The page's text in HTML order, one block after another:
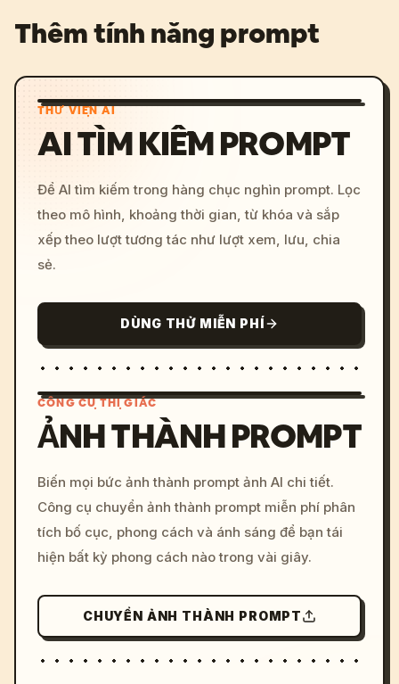
Thêm tính năng prompt
THƯ VIỆN AI
AI TÌM KIẾM PROMPT
Để AI tìm kiếm trong hàng chục nghìn prompt. Lọc
theo mô hình, khoảng thời gian, từ khóa và sắp
xếp theo lượt tương tác như lượt xem, lưu, chia
sẻ.
DÙNG THỬ MIỄN PHÍ
c, cyberpunk sunset, neon
colors, 8k --v 6.0
CÔNG CỤ THỊ GIÁC
ẢNH THÀNH PROMPT
Biến mọi bức ảnh thành prompt ảnh AI chi tiết.
Công cụ chuyển ảnh thành prompt miễn phí phân
tích bố cục, phong cách và ánh sáng để bạn tái
hiện bất kỳ phong cách nào trong vài giây.
CHUYỂN ẢNH THÀNH PROMPT